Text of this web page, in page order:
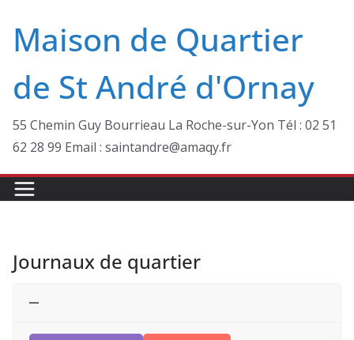
contenu
Maison de Quartier
de St André d'Ornay
55 Chemin Guy Bourrieau La Roche-sur-Yon Tél : 02 51
62 28 99 Email : saintandre@amaqy.fr
Journaux de quartier